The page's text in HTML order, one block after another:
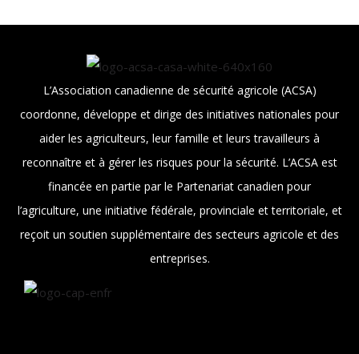
L’Association canadienne de sécurité agricole (ACSA)
coordonne, développe et dirige des initiatives nationales pour
aider les agriculteurs, leur famille et leurs travailleurs à
reconnaître et à gérer les risques pour la sécurité. L’ACSA est
financée en partie par le Partenariat canadien pour
l’agriculture, une initiative fédérale, provinciale et territoriale, et
reçoit un soutien supplémentaire des secteurs agricole et des
entreprises.